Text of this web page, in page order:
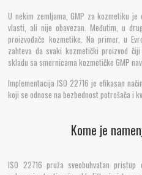
U nekim zemljama, GMP za kozmetiku je
vlasti, ali nije obavezan. Međutim, u
proizvođače kozmetike. Na primer, u
zahteva da svaki kozmetički proizvod
skladu sa smernicama kozmetičke GMP
Implementacija ISO 22716 je
propisima koji se odnose na bezbednost
Kome je namenjen ISO
ISO 22716 pruža sveobuhvatan pristup
U nekim zemljama, GMP za kozmetiku
vlasti, ali nije obavezan. Međutim, u
proizvođače kozmetike. Na primer, u
zahteva da svaki kozmetički proizvod
skladu sa smernicama kozmetičke GMP
Implementacija ISO 22716 je efikasan
koji se odnose na bezbednost potrošača i
Kome je
ISO 22716 pruža sveobuhvatan